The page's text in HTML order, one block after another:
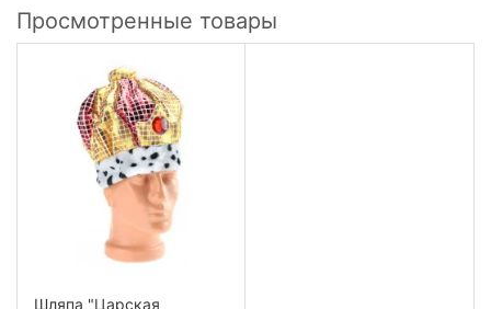
Просмотренные товары
Шляпа "Царская